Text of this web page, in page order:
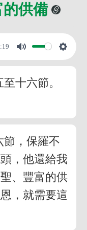
的供備
十六節。
節，保羅不
，他還給我
、豐富的供
，就需要這